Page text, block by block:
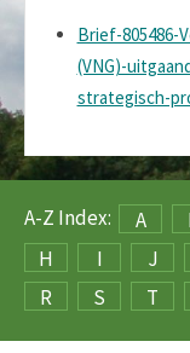
Brief-805486-
(VNG)-
strategisch-
A-Z Index: A
H
I J
R
S T